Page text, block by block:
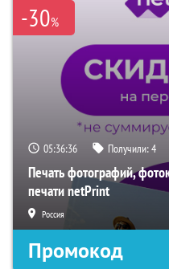
-30%
05:36:35 Получили:4
Печать фотографий,
печати netPrint
Россия
Промокод